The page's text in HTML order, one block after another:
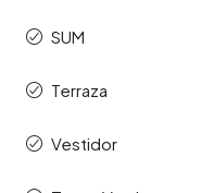
SUM
Terraza
Vestidor